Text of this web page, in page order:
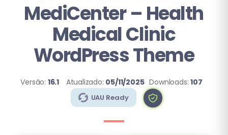
MediCenter – Health
Medical Clinic
WordPress Theme
Versão: 16.1 Atualizado: 05/11/2025 Downloads:107
UAU Ready